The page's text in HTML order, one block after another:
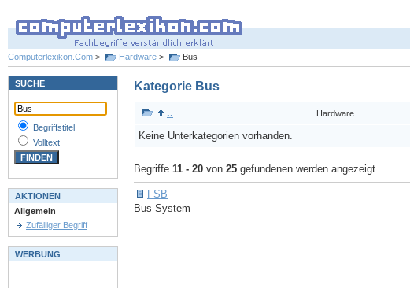
Computerlexikon.Com > Hardware > Bus
Kategorie Bus
.. Hardware
Keine Unterkategorien vorhanden.
Begriffe 11 - 20 von 25 gefundenen werden angezeigt.
FSB
Bus-System
SUCHE
Begriffstitel
Volltext
AKTIONEN
Allgemein
Zufälliger Begriff
WERBUNG